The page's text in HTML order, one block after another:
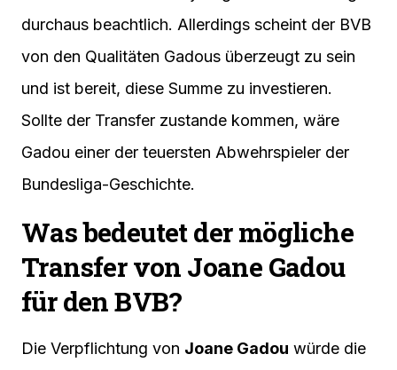
durchaus beachtlich. Allerdings scheint der BVB
von den Qualitäten Gadous überzeugt zu sein
und ist bereit, diese Summe zu investieren.
Sollte der Transfer zustande kommen, wäre
Gadou einer der teuersten Abwehrspieler der
Bundesliga-Geschichte.
Was bedeutet der mögliche
Transfer von Joane Gadou
für den BVB?
Die Verpflichtung von Joane Gadou würde die